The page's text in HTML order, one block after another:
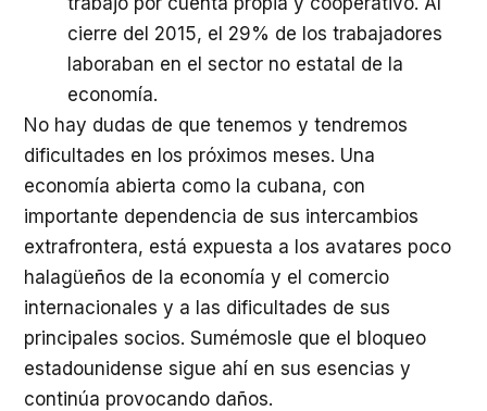
cierre del 2015, el 29% de los trabajadores
laboraban en el sector no estatal de la
economía.
No hay dudas de que tenemos y tendremos
dificultades en los próximos meses. Una
economía abierta como la cubana, con
importante dependencia de sus intercambios
extrafrontera, está expuesta a los avatares poco
halagüeños de la economía y el comercio
internacionales y a las dificultades de sus
principales socios. Sumémosle que el bloqueo
estadounidense sigue ahí en sus esencias y
continúa provocando daños.